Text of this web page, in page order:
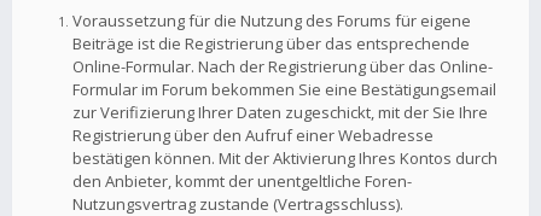
Voraussetzung für die Nutzung des Forums für eigene
Beiträge ist die Registrierung über das entsprechende
Online-Formular. Nach der Registrierung über das Online-
Formular im Forum bekommen Sie eine Bestätigungsemail
zur Verifizierung Ihrer Daten zugeschickt, mit der Sie Ihre
Registrierung über den Aufruf einer Webadresse
bestätigen können. Mit der Aktivierung Ihres Kontos durch
den Anbieter, kommt der unentgeltliche Foren-
Nutzungsvertrag zustande (Vertragsschluss).